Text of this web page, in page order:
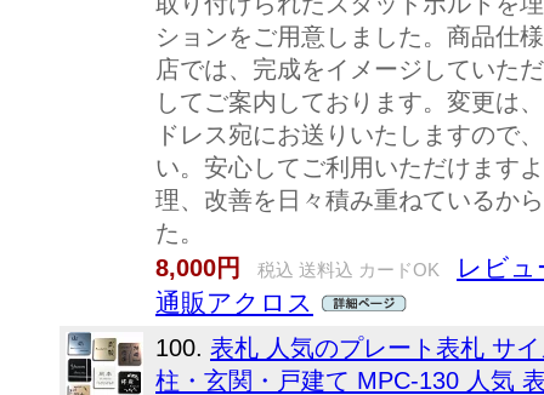
ションをご用意しました。商品仕
店では、完成をイメージしていた
してご案内しております。変更は
ドレス宛にお送りいたしますので
い。安心してご利用いただけます
理、改善を日々積み重ねているか
た。
8,000円
税込 送料込 カードOK
レビュ
通販アクロス
100. 表札 人気のプレート表札 サ
柱・玄関・戸建て MPC-130 人気